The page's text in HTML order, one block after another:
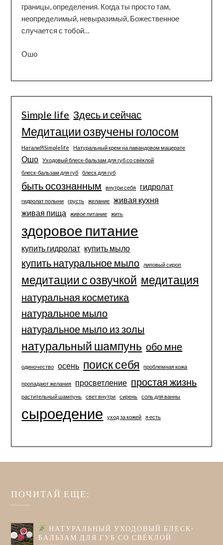
границы, определения. Когда ты просто там,
неопределимый, невыразимый, Божественное
случается с тобой…
Ошо
Simple life Здесь и сейчас
Медитации озвучены голосом
НаталиЯSimplelife Натуральный крем на лавандовом мацерате
Ошо
Уходовый блеск-бальзам для губ со свёклой
блеск-бальзам для губ
блеск для губ
быть осознанным внутри себя гидролат
гидролат полыни грусть желание
живая кухня
живая пища
живое питание жить
здоровое питание
купить гидролат купить мыло
купить натуральное мыло липовый сироп
медитации с озвучкой медитация
натуральная косметика
натуральное мыло
натуральное мыло из золы
натуральный шампунь обо мне
одиночество осень поиск себя проблемная кожа
пропадают желания просветление простая жизнь
растительный шампунь свет внутри сирень соль для ванны
сыроедение уход за кожей я есть
ПОЧИТАЙ ЕЩЕ:
НАТУРАЛЬНЫЙ УХОДОВЫЙ БЛЕСК-
БАЛЬЗАМ ДЛЯ ГУБ СО СВЁКЛОЙ